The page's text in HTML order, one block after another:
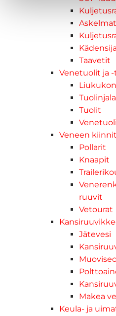
Askelmat
Taavetit
Venetuolit ja
Tuolit
Veneen
Pollarit
Knaapit
ruuvit
Vetourat
Jätevesi
Makea
Keula- ja